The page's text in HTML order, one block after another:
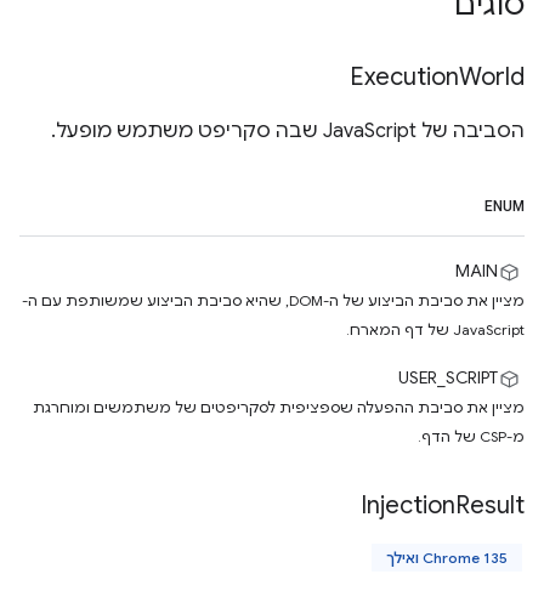
ExecutionWorld
הסביבה של JavaScript שבה סקריפט משתמש מופעל.
ENUM
MAIN
מציין את סביבת הביצוע של ה-DOM, שהיא סביבת הביצוע שמשותפת עם ה-
JavaScript של דף המארח.
USER_SCRIPT
מציין את סביבת ההפעלה שספציפית לסקריפטים של משתמשים ומוחרגת
מ-CSP של הדף.
InjectionResult
Chrome 135 ואילך